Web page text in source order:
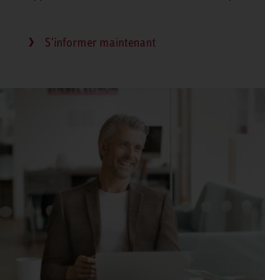
S'informer maintenant